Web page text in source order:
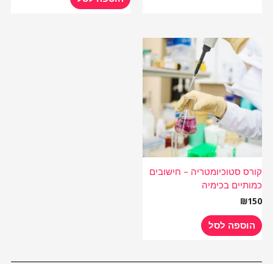
קורס סטוכיומטריה – חישובים
כמותיים בכימיה
₪150
הוספה לסל